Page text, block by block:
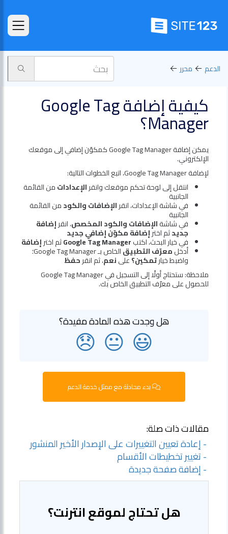
الدعم محرر
كيفية إضافة Google Tag
Manager؟
يمكن إضافة Google Tag Manager كمكوّن إضافي إلى موقعك
الإلكتروني.
لإضافة Google Tag Manager، اتبع الخطوات التالية:
انتقل إلى لوحة تحكم موقعك وانقرالإعداداتمن القائمة
الجانبية
في شاشة الإعدادات، انقرالإضافات والكودمن القائمة
الجانبية
في شاشةالإضافات والكود المخصص، انقرإضافة
جديدثم اخترإضافة مكوّن إضافي جديد
في خيار البحث، اكتبGoogle Tag Managerثم اخترإضافة
أدخلمعرّف التطبيق الخاص بـ Google Tag Manager؛
واضبط خيارتمكين؟علىنعم، ثم انقرحفظ
ملاحظة: ستحتاج أولًا إلى التسجيل في Google Tag Manager
للحصول على معرّف التطبيق الخاص بك.
هل وجدت هذه المادة مفيدة؟
😃
😐
😞
بدء محادثة مع ممثل خدمة الدعم
مقالات ذات صلة:
- إعادة تعيين التغييرات على الإصدار الأخير المنشور
- تغيير تخطيطات الأقسام
- إضافة صفحة جديدة
هل تحتاج لموقع انترنت؟